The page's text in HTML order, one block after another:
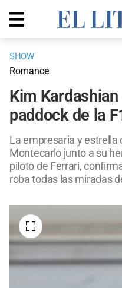
SHOW
Romance
Kim
paddock de la
La empresaria y estrella
Montecarlo junto a su
piloto de Ferrari,
roba todas las miradas